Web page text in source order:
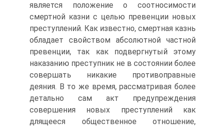
является положение о соотносимости
смертной казни с целью превенции новых
преступлений. Как известно, смертная казнь
обладает свойством абсолютной частной
превенции, так как подвергнутый этому
наказанию преступник не в состоянии более
совершать никакие противоправные
деяния. В то же время, рассматривая более
детально сам акт предупреждения
совершения новых преступлений как
длящееся общественное отношение,